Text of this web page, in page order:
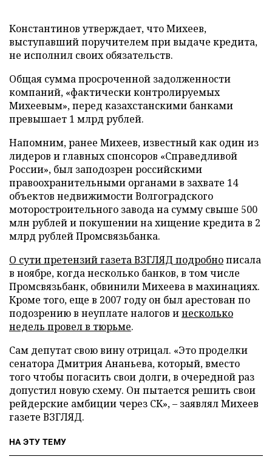
Константинов утверждает, что Михеев,
выступавший поручителем при выдаче кредита,
не исполнил своих обязательств.
Общая сумма просроченной задолженности
компаний, «фактически контролируемых
Михеевым», перед казахстанскими банками
превышает 1 млрд рублей.
Напомним, ранее Михеев, известный как один из
лидеров и главных спонсоров «Справедливой
России», был заподозрен российскими
правоохранительными органами в захвате 14
объектов недвижимости Волгоградского
моторостроительного завода на сумму свыше 500
млн рублей и покушении на хищение кредита в 2
млрд рублей Промсвязьбанка.
О сути претензий газета ВЗГЛЯД подробнописала
в ноябре, когда несколько банков, в том числе
Промсвязьбанк, обвинили Михеева в махинациях.
Кроме того, еще в 2007 году он был арестован по
подозрению в неуплате налогов инесколько
недель провел в тюрьме.
Сам депутат свою вину отрицал. «Это проделки
сенатора Дмитрия Ананьева, который, вместо
того чтобы погасить свои долги, в очередной раз
допустил новую схему. Он пытается решить свои
рейдерские амбиции через СК», – заявлял Михеев
газете ВЗГЛЯД.
НА ЭТУ ТЕМУ